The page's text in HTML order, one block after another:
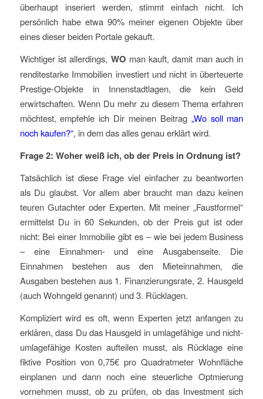
überhaupt inseriert werden, stimmt einfach nicht. Ich
persönlich habe etwa 90% meiner eigenen Objekte über
eines dieser beiden Portale gekauft.
Wichtiger ist allerdings, WO man kauft, damit man auch in
renditestarke Immobilien investiert und nicht in überteuerte
Prestige-Objekte in Innenstadtlagen, die kein Geld
erwirtschaften. Wenn Du mehr zu diesem Thema erfahren
möchtest, empfehle ich Dir meinen Beitrag „Wo soll man
noch kaufen?“, in dem das alles genau erklärt wird.
Frage 2: Woher weiß ich, ob der Preis in Ordnung ist?
Tatsächlich ist diese Frage viel einfacher zu beantworten
als Du glaubst. Vor allem aber braucht man dazu keinen
teuren Gutachter oder Experten. Mit meiner „Faustformel“
ermittelst Du in 60 Sekunden, ob der Preis gut ist oder
nicht: Bei einer Immobilie gibt es – wie bei jedem Business
– eine Einnahmen- und eine Ausgabenseite. Die
Einnahmen bestehen aus den Mieteinnahmen, die
Ausgaben bestehen aus 1. Finanzierungsrate, 2. Hausgeld
(auch Wohngeld genannt) und 3. Rücklagen.
Kompliziert wird es oft, wenn Experten jetzt anfangen zu
erklären, dass Du das Hausgeld in umlagefähige und nicht-
umlagefähige Kosten aufteilen musst, als Rücklage eine
fiktive Position von 0,75€ pro Quadratmeter Wohnfläche
einplanen und dann noch eine steuerliche Optmierung
vornehmen musst, ob zu prüfen, ob das Investment sich